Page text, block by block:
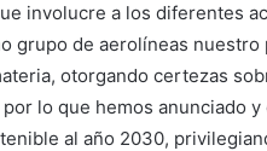
involucre a los diferentes
grupo de aerolíneas nuestro
otorgando certezas
lo que hemos anunciado
al año 2030,